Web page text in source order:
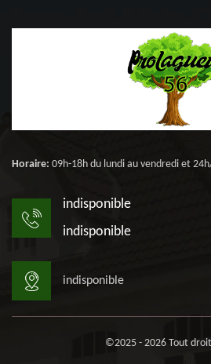
Horaire: 09h-18h du lundi au vendredi et
indisponible
indisponible
indisponible
©2025 - 2026 Tout